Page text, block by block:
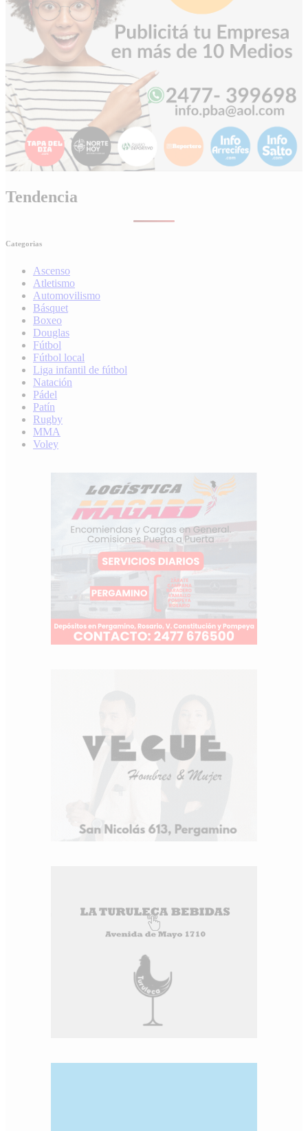
Tendencia
Categorias
Ascenso
Atletismo
Automovilismo
Básquet
Boxeo
Douglas
Fútbol
Fútbol local
Liga infantil de fútbol
Natación
Pádel
Patín
Rugby
MMA
Voley